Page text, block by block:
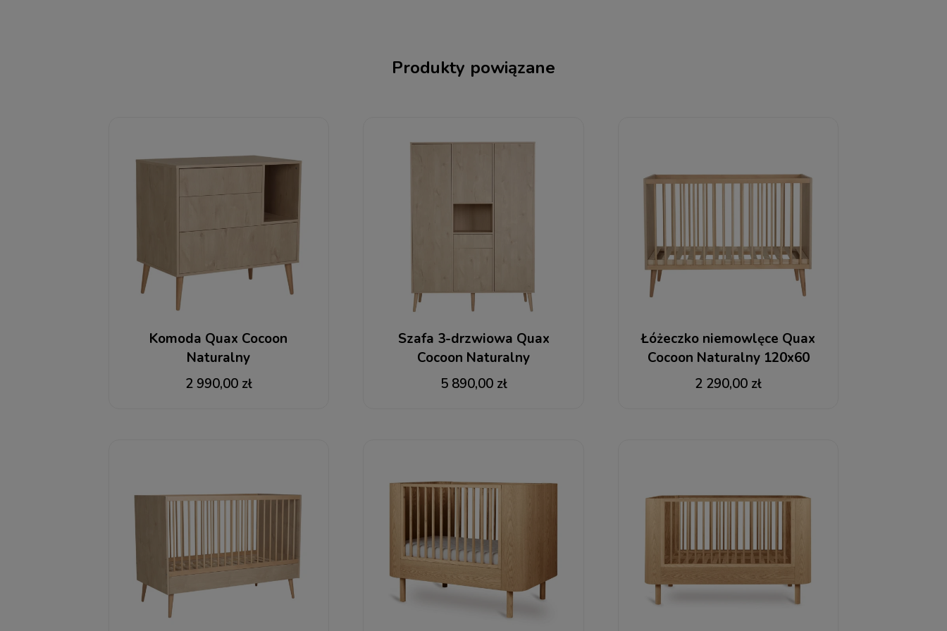
Produkty powiązane
Komoda Quax Cocoon
Naturalny
2 990,00 zł
Szafa 3-drzwiowa Quax
Cocoon Naturalny
5 890,00 zł
Łóżeczko niemowlęce Quax
Cocoon Naturalny 120x60
2 290,00 zł